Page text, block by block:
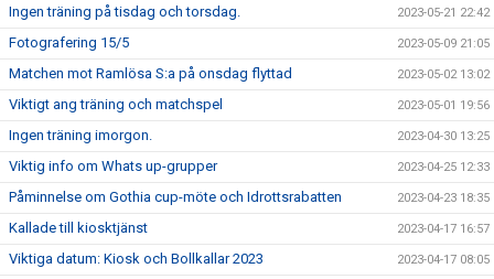
Ingen träning på tisdag och torsdag. 2023-05-21 22:42
Fotografering 15/5 2023-05-09 21:05
Matchen mot Ramlösa S:a på onsdag flyttad 2023-05-02 13:02
Viktigt ang träning och matchspel 2023-05-01 19:56
Ingen träning imorgon. 2023-04-30 13:25
Viktig info om Whats up-grupper 2023-04-25 12:33
Påminnelse om Gothia cup-möte och Idrottsrabatten 2023-04-23 18:35
Kallade till kiosktjänst 2023-04-17 16:57
Viktiga datum: Kiosk och Bollkallar 2023 2023-04-17 08:05